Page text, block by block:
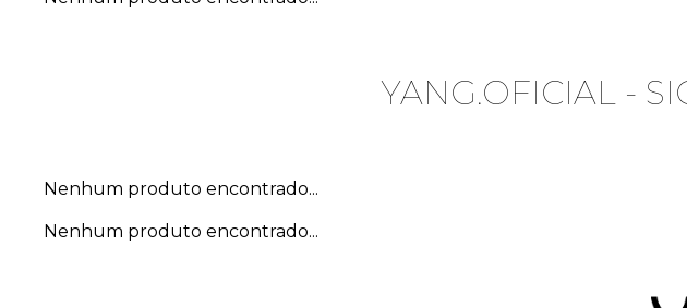
YANG.OFICIAL -
Nenhum produto encontrado...
Nenhum produto encontrado...